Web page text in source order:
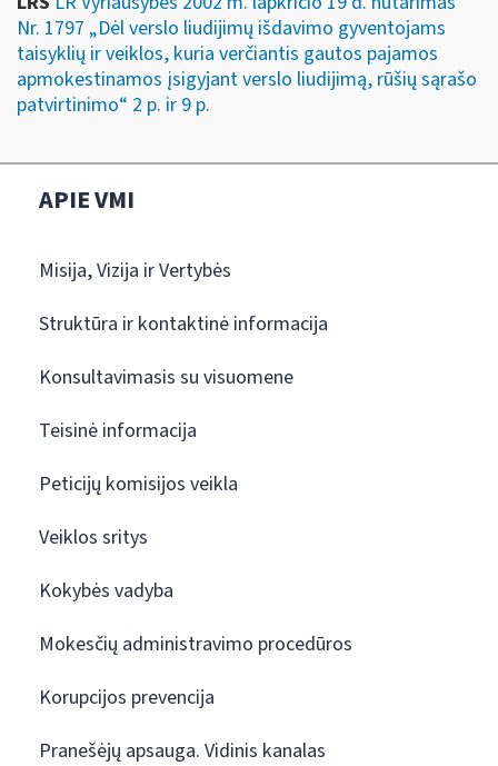
Nr. 1797 „Dėl verslo liudijimų išdavimo gyventojams
taisyklių ir veiklos, kuria verčiantis gautos pajamos
apmokestinamos įsigyjant verslo liudijimą, rūšių sąrašo
patvirtinimo“ 2 p. ir 9 p.
APIE VMI
Misija, Vizija ir Vertybės
Struktūra ir kontaktinė informacija
Konsultavimasis su visuomene
Teisinė informacija
Peticijų komisijos veikla
Veiklos sritys
Kokybės vadyba
Mokesčių administravimo procedūros
Korupcijos prevencija
Pranešėjų apsauga. Vidinis kanalas